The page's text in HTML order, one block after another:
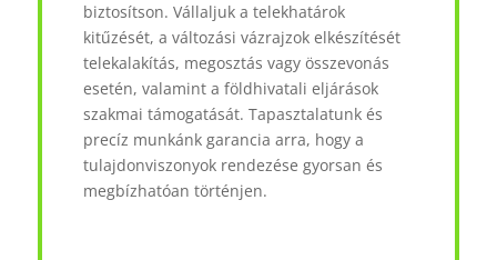
biztosítson. Vállaljuk a telekhatárok
kitűzését, a változási vázrajzok elkészítését
telekalakítás, megosztás vagy összevonás
esetén, valamint a földhivatali eljárások
szakmai támogatását. Tapasztalatunk és
precíz munkánk garancia arra, hogy a
tulajdonviszonyok rendezése gyorsan és
megbízhatóan történjen.